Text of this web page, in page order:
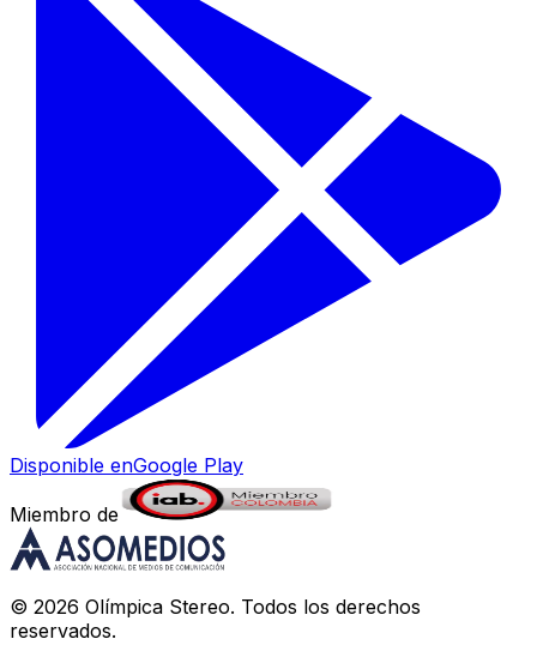
Disponible enGoogle Play
Miembro de
© 2026 Olímpica Stereo. Todos los derechos
reservados.